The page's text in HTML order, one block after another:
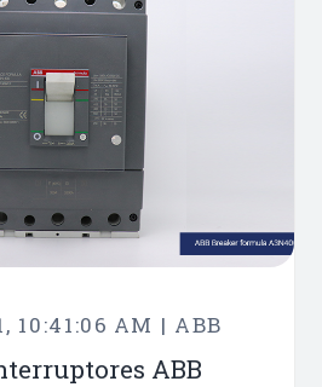
10:41:06 AM | ABB
ABB